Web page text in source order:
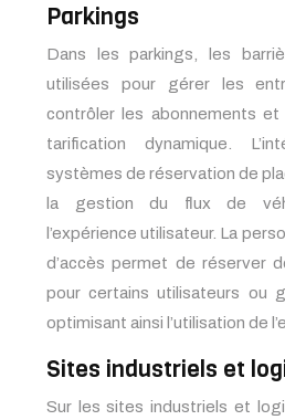
Parkings
Dans les parkings, les
utilisées pour gérer les
contrôler les abonnements
tarification dynamique.
systèmes de réservation de
la gestion du flux de
l’expérience utilisateur. La
d’accès permet de réserver
pour certains utilisateurs ou
optimisant ainsi l’utilisation de
Sites industriels et
Sur les sites industriels et